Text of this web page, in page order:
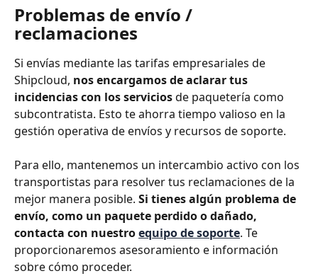
Problemas de envío /
reclamaciones
Si envías mediante las tarifas empresariales de
Shipcloud, nos encargamos de aclarar tus
incidencias con los servicios de paquetería como
subcontratista. Esto te ahorra tiempo valioso en la
gestión operativa de envíos y recursos de soporte.
Para ello, mantenemos un intercambio activo con los
transportistas para resolver tus reclamaciones de la
mejor manera posible. Si tienes algún problema de
envío, como un paquete perdido o dañado,
contacta con nuestro equipo de soporte. Te
proporcionaremos asesoramiento e información
sobre cómo proceder.